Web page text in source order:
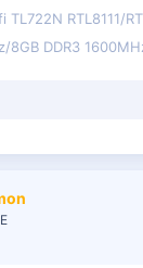
RTL8111/
8GB DDR3